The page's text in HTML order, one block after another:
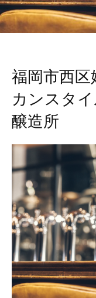
福岡市西
カンスタ
醸造所